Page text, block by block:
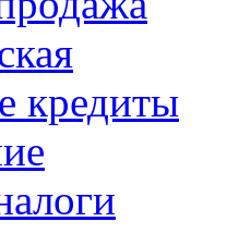
кредиты